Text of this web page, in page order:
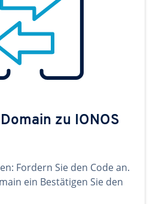
zu IONOS
Fordern Sie den Code an.
ein Bestätigen Sie den